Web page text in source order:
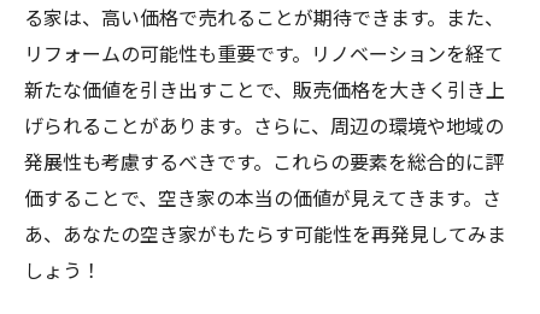
る家は、高い価格で売れることが期待できます。また、
リフォームの可能性も重要です。リノベーションを経て
新たな価値を引き出すことで、販売価格を大きく引き上
げられることがあります。さらに、周辺の環境や地域の
発展性も考慮するべきです。これらの要素を総合的に評
価することで、空き家の本当の価値が見えてきます。さ
あ、あなたの空き家がもたらす可能性を再発見してみま
しょう！